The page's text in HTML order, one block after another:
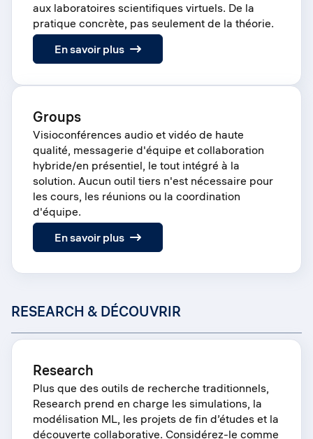
aux laboratoires scientifiques virtuels. De la
pratique concrète, pas seulement de la théorie.
En savoir plus:
Practice
Groups
Visioconférences audio et vidéo de haute
qualité, messagerie d'équipe et collaboration
hybride/en présentiel, le tout intégré à la
solution. Aucun outil tiers n'est nécessaire pour
les cours, les réunions ou la coordination
d'équipe.
En savoir plus:
Groups
RESEARCH & DÉCOUVRIR
Research
Plus que des outils de recherche traditionnels,
Research prend en charge les simulations, la
modélisation ML, les projets de fin d’études et la
découverte collaborative. Considérez-le comme